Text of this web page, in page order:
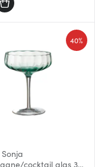
cocktail glas 30
40%